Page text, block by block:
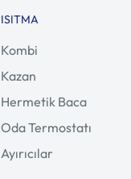
ISITMA
Kombi
Kazan
Hermetik Baca
Oda Termostatı
Ayırıcılar